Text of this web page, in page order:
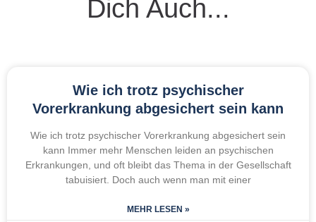
Dich Auch...
Wie ich trotz psychischer
Vorerkrankung abgesichert sein kann
Wie ich trotz psychischer Vorerkrankung abgesichert sein
kann Immer mehr Menschen leiden an psychischen
Erkrankungen, und oft bleibt das Thema in der Gesellschaft
tabuisiert. Doch auch wenn man mit einer
MEHR LESEN »